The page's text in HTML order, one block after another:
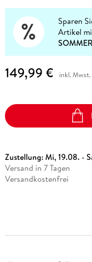
Sparen
Artikel
149,99 € inkl. Mwst.
Zustellung:Mi, 19.08. -
Versand in 7 Tagen
Versandkostenfrei